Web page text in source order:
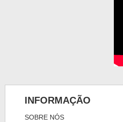
INFORMAÇÃO
SOBRE NÓS